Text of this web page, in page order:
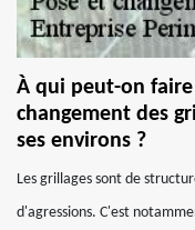
À qui peut-on
changement des
ses environs ?
Les grillages sont de
d'agressions. C'est